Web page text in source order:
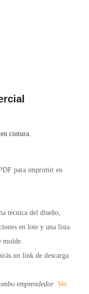
cintura.
para imprimir en
técnica del diseño,
en lote y una lista
molde.
un link de descarga
emprendedor. Ver